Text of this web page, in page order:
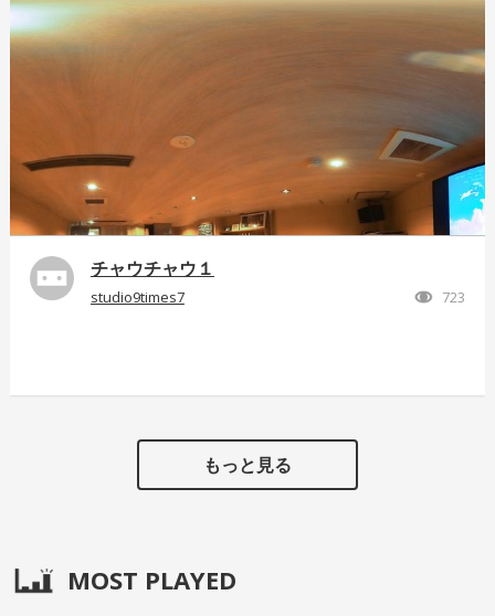
チャウチャウ１
studio9times7 723
もっと見る
MOST PLAYED